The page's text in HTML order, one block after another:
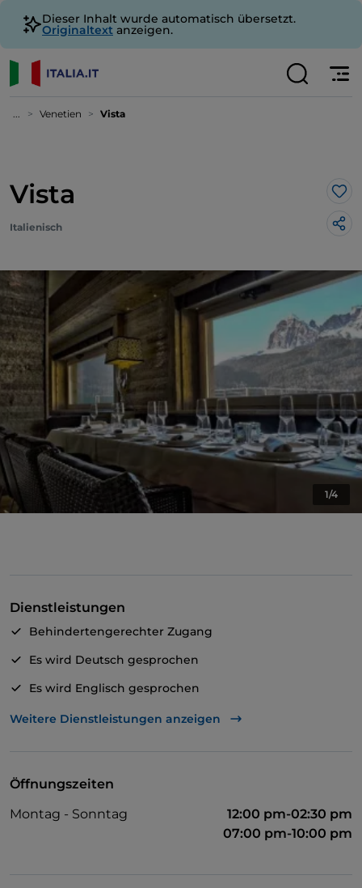
Dieser Inhalt wurde automatisch übersetzt.
Originaltext anzeigen.
... Venetien Vista
Vista
Italienisch
1/4
Dienstleistungen
Behindertengerechter Zugang
Es wird Deutsch gesprochen
Es wird Englisch gesprochen
Es wird Spanisch gesprochen
Weitere Dienstleistungen anzeigen
Öffnungszeiten
Montag - Sonntag
12:00 pm-02:30 pm
07:00 pm-10:00 pm